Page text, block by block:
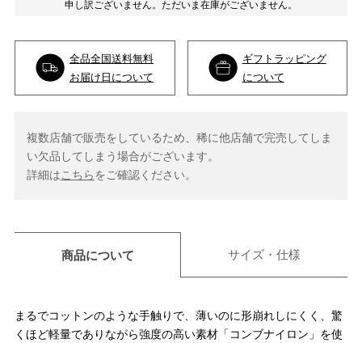
商品について サイズ・仕様
まるでコットンのような手触りで、薄いのに形崩れしにくく、驚
くほど軽量でありながら強度の高い素材「コンブナイロン」を使
申し訳ございません。ただいま在庫がございません。
全品全国送料無料
お届け日について
ギフトラッピング
について
複数店舗で販売をしているため、稀に他店舗で完売してしま
い欠品してしまう場合がございます。
詳細はこちらをご確認ください。